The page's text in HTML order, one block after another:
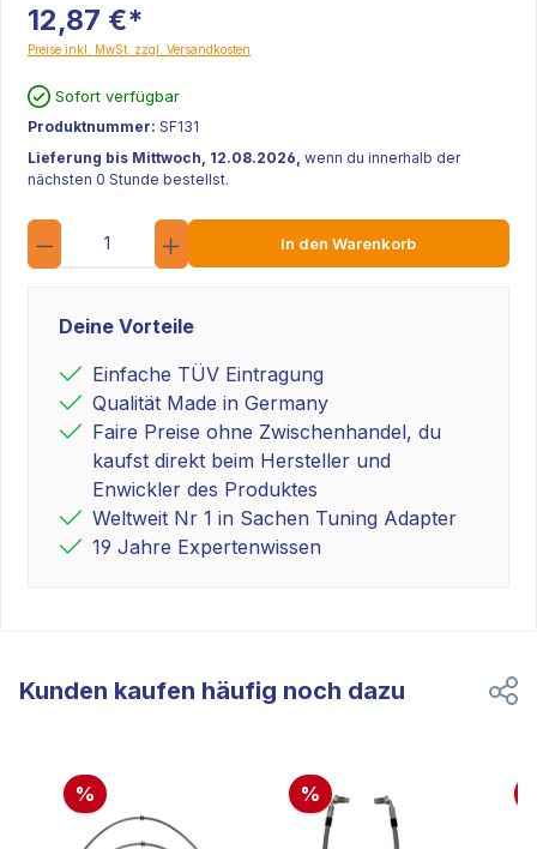
12,87 €*
Preise inkl. MwSt. zzgl. Versandkosten
Sofort verfügbar
Produktnummer: SF131
Lieferung bis Mittwoch, 12.08.2026, wenn du innerhalb der
nächsten 0 Stunde bestellst.
Anzahl
In den Warenkorb
Deine Vorteile
Einfache TÜV Eintragung
Qualität Made in Germany
Faire Preise ohne Zwischenhandel, du
kaufst direkt beim Hersteller und
Enwickler des Produktes
Weltweit Nr 1 in Sachen Tuning Adapter
19 Jahre Expertenwissen
Kunden kaufen häufig noch dazu
% %